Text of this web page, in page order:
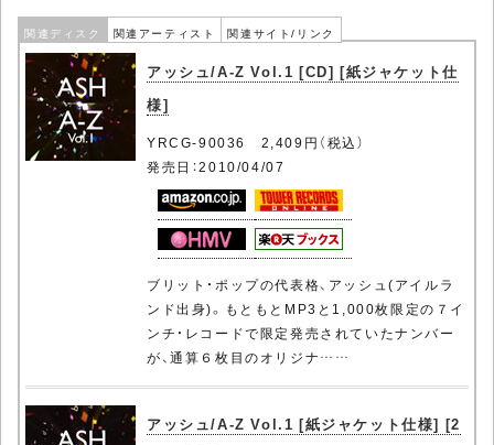
関連ディスク 関連アーティスト 関連サイト/リンク
アッシュ/A-Z Vol.1 [CD] [紙ジャケット仕
様]
YRCG-90036 2,409円（税込）
発売日：2010/04/07
ブリット・ポップの代表格、アッシュ(アイルラ
ンド出身)。もともとMP3と1,000枚限定の７イ
ンチ・レコードで限定発売されていたナンバー
が、通算６枚目のオリジナ……
アッシュ/A-Z Vol.1 [紙ジャケット仕様] [2